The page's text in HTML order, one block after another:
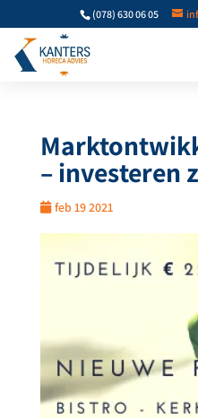
(078) 630 06 05
– investeren
feb 19 2021